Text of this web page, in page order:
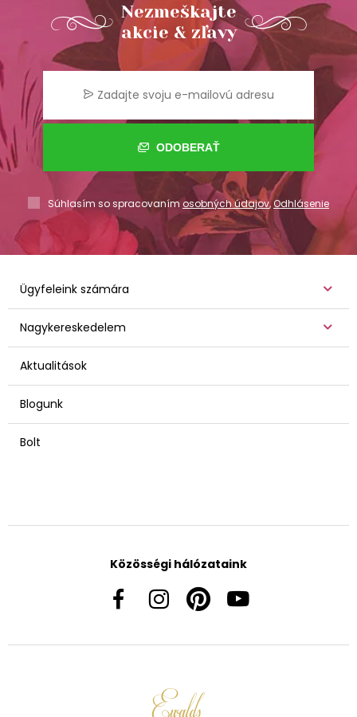
Nezmeškajte
akcie & zľavy
ODOBERAŤ
Súhlasím so spracovaním osobných údajov,Odhlásenie
Ügyfeleink számára
Nagykereskedelem
Aktualitások
Blogunk
Bolt
Közösségi hálózataink